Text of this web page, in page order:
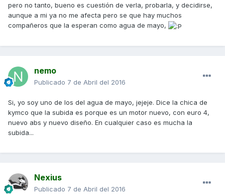
pero no tanto, bueno es cuestión de verla, probarla, y decidirse,
aunque a mi ya no me afecta pero se que hay muchos
compañeros que la esperan como agua de mayo,
nemo
Publicado 7 de Abril del 2016
Si, yo soy uno de los del agua de mayo, jejeje. Dice la chica de
kymco que la subida es porque es un motor nuevo, con euro 4,
nuevo abs y nuevo diseño. En cualquier caso es mucha la
subida...
Nexius
Publicado 7 de Abril del 2016